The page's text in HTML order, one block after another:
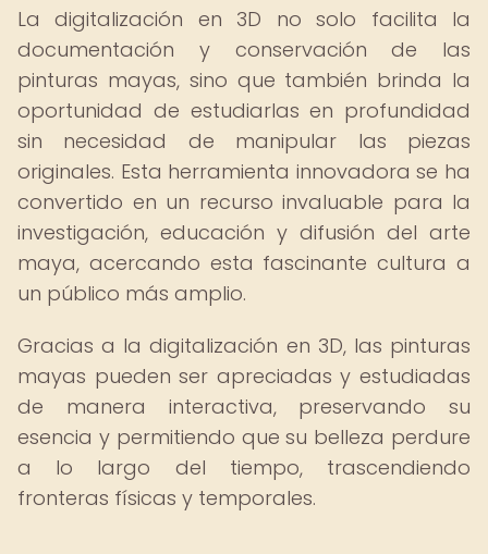
La digitalización en 3D no solo facilita la
documentación y conservación de las
pinturas mayas, sino que también brinda la
oportunidad de estudiarlas en profundidad
sin necesidad de manipular las piezas
originales. Esta herramienta innovadora se ha
convertido en un recurso invaluable para la
investigación, educación y difusión del arte
maya, acercando esta fascinante cultura a
un público más amplio.
Gracias a la digitalización en 3D, las pinturas
mayas pueden ser apreciadas y estudiadas
de manera interactiva, preservando su
esencia y permitiendo que su belleza perdure
a lo largo del tiempo, trascendiendo
fronteras físicas y temporales.